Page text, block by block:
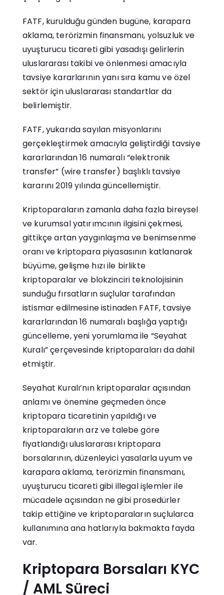
FATF, kurulduğu günden bugüne, karapara
aklama, terörizmin finansmanı, yolsuzluk ve
uyuşturucu ticareti gibi yasadışı gelirlerin
uluslararası takibi ve önlenmesi amacıyla
tavsiye kararlarının yanı sıra kamu ve özel
sektör için uluslararası standartlar da
belirlemiştir.
FATF, yukarıda sayılan misyonlarını
gerçekleştirmek amacıyla geliştirdiği tavsiye
kararlarından 16 numaralı “elektronik
transfer” (wire transfer) başlıklı tavsiye
kararını 2019 yılında güncellemiştir.
Kriptoparaların zamanla daha fazla bireysel
ve kurumsal yatırımcının ilgisini çekmesi,
gittikçe artan yaygınlaşma ve benimsenme
oranı ve kriptopara piyasasının katlanarak
büyüme, gelişme hızı ile birlikte
kriptoparalar ve blokzinciri teknolojisinin
sunduğu fırsatların suçlular tarafından
istismar edilmesine istinaden FATF, tavsiye
kararlarından 16 numaralı başlığa yaptığı
güncelleme, yeni yorumlama ile “Seyahat
Kuralı” çerçevesinde kriptoparaları da dahil
etmiştir.
Seyahat Kuralı’nın kriptoparalar açısından
anlamı ve önemine geçmeden önce
kriptopara ticaretinin yapıldığı ve
kriptoparaların arz ve talebe göre
fiyatlandığı uluslararası kriptopara
borsalarının, düzenleyici yasalarla uyum ve
karapara aklama, terörizmin finansmanı,
uyuşturucu ticareti gibi illegal işlemler ile
mücadele açısından ne gibi prosedürler
takip ettiğine ve kriptoparaların suçlularca
kullanımına ana hatlarıyla bakmakta fayda
var.
Kriptopara Borsaları KYC
/ AML Süreci